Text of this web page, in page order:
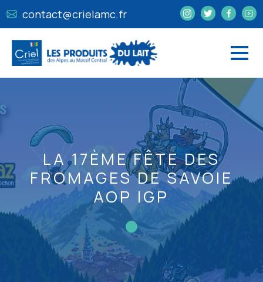
contact@crielamc.fr
LA 17ÈME FÊTE DES
FROMAGES DE SAVOIE
AOP IGP